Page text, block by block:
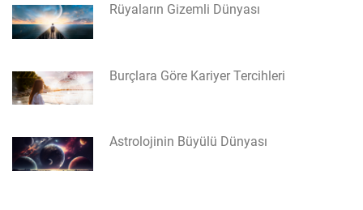
Rüyaların Gizemli Dünyası
Burçlara Göre Kariyer Tercihleri
Astrolojinin Büyülü Dünyası